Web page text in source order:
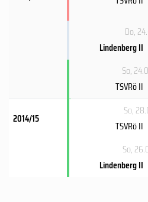
Do,
Lindenberg II
So,
TSVRö II
2014/15
So,
TSVRö II
So,
Lindenberg II